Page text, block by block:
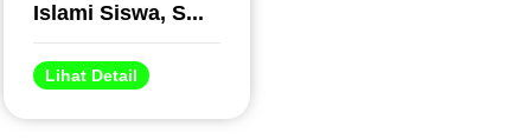
Islami Siswa, S...
Lihat Detail